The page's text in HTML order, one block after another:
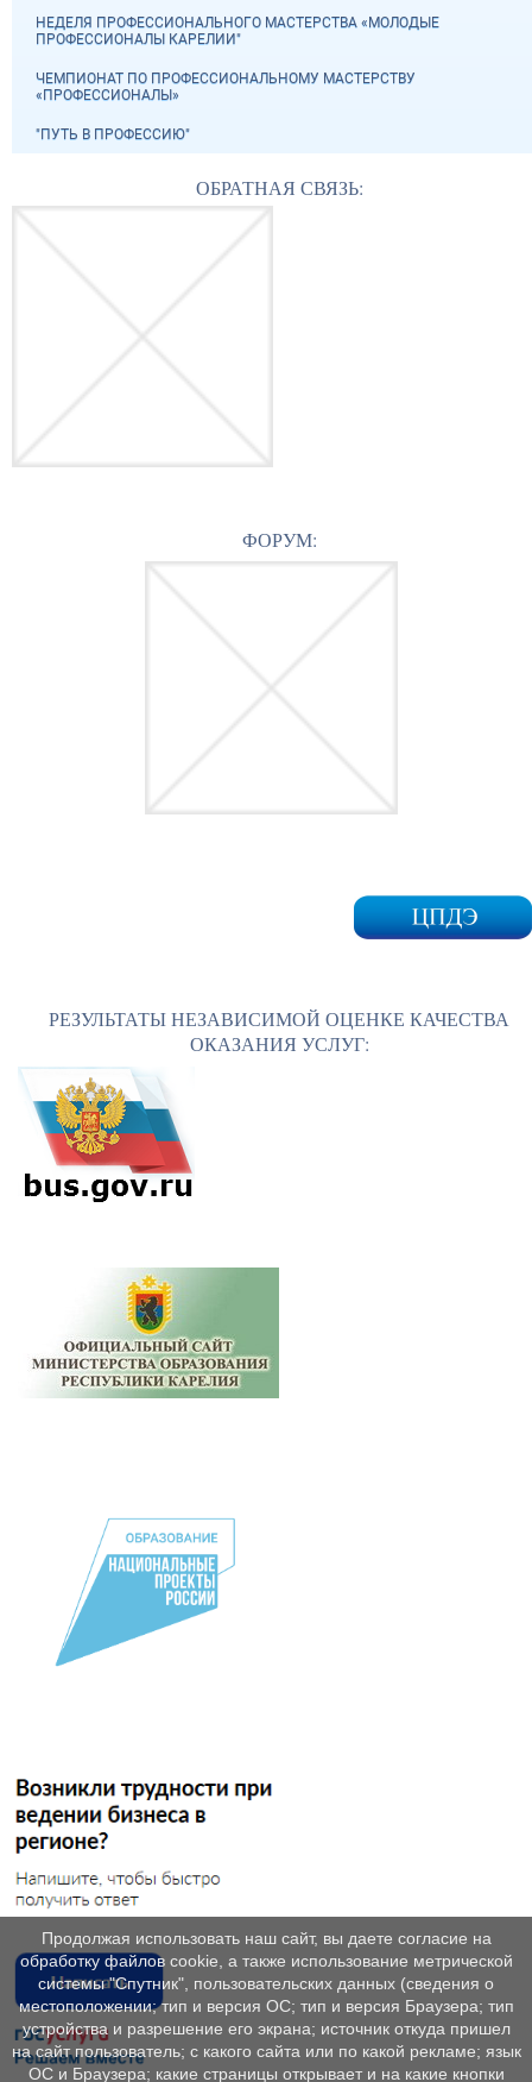
НЕДЕЛЯ ПРОФЕССИОНАЛЬНОГО МАСТЕРСТВА «МОЛОДЫЕ
ПРОФЕССИОНАЛЫ КАРЕЛИИ"
ЧЕМПИОНАТ ПО ПРОФЕССИОНАЛЬНОМУ МАСТЕРСТВУ
«ПРОФЕССИОНАЛЫ»
"ПУТЬ В ПРОФЕССИЮ"
ОБРАТНАЯ СВЯЗЬ:
ФОРУМ:
РЕЗУЛЬТАТЫ НЕЗАВИСИМОЙ ОЦЕНКЕ КАЧЕСТВА
ОКАЗАНИЯ УСЛУГ:
Продолжая использовать наш сайт, вы даете согласие на
обработку файлов cookie, а также использование метрической
системы "Спутник", пользовательских данных (сведения о
местоположении; тип и версия ОС; тип и версия Браузера; тип
устройства и разрешение его экрана; источник откуда пришел
на сайт пользователь; с какого сайта или по какой рекламе; язык
ОС и Браузера; какие страницы открывает и на какие кнопки